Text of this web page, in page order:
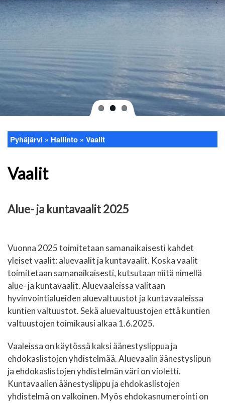
Murupolku
Pyhäjärvi Hallinto Vaalit
Vaalit
Alue- ja kuntavaalit 2025
Vuonna 2025 toimitetaan samanaikaisesti kahdet
yleiset vaalit: aluevaalit ja kuntavaalit. Koska vaalit
toimitetaan samanaikaisesti, kutsutaan niitä nimellä
alue- ja kuntavaalit. Aluevaaleissa valitaan
hyvinvointialueiden aluevaltuustot ja kuntavaaleissa
kuntien valtuustot. Sekä aluevaltuustojen että kuntien
valtuustojen toimikausi alkaa 1.6.2025.
Vaaleissa on käytössä kaksi äänestyslippua ja
ehdokaslistojen yhdistelmää. Aluevaalin äänestyslipun
ja ehdokaslistojen yhdistelmän väri on violetti.
Kuntavaalien äänestyslippu ja ehdokaslistojen
yhdistelmä on valkoinen. Myös ehdokasnumerointi on